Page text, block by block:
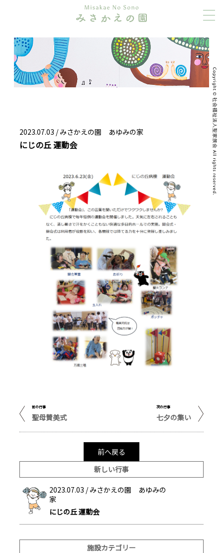
2023.07.03 /みさかえの園 あゆみの家
にじの丘 運動会
前の行事
聖母賛美式
次の行事
七夕の集い
前へ戻る
新しい行事
2023.07.03 /みさかえの園 あゆみの
家
にじの丘 運動会
施設カテゴリー